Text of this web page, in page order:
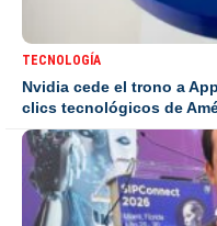
TECNOLOGÍA
Nvidia cede el trono a
clics tecnológicos de